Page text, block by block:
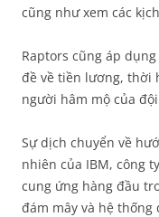
cũng như xem các
Raptors cũng áp
đề về tiền lương, thời
người hâm mộ của
Sự dịch chuyển về
nhiên của IBM, công
cung ứng hàng đầu
đám mây và hệ thống